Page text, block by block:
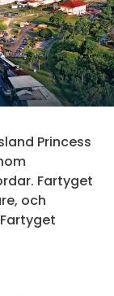
Princess
Fartyget
och